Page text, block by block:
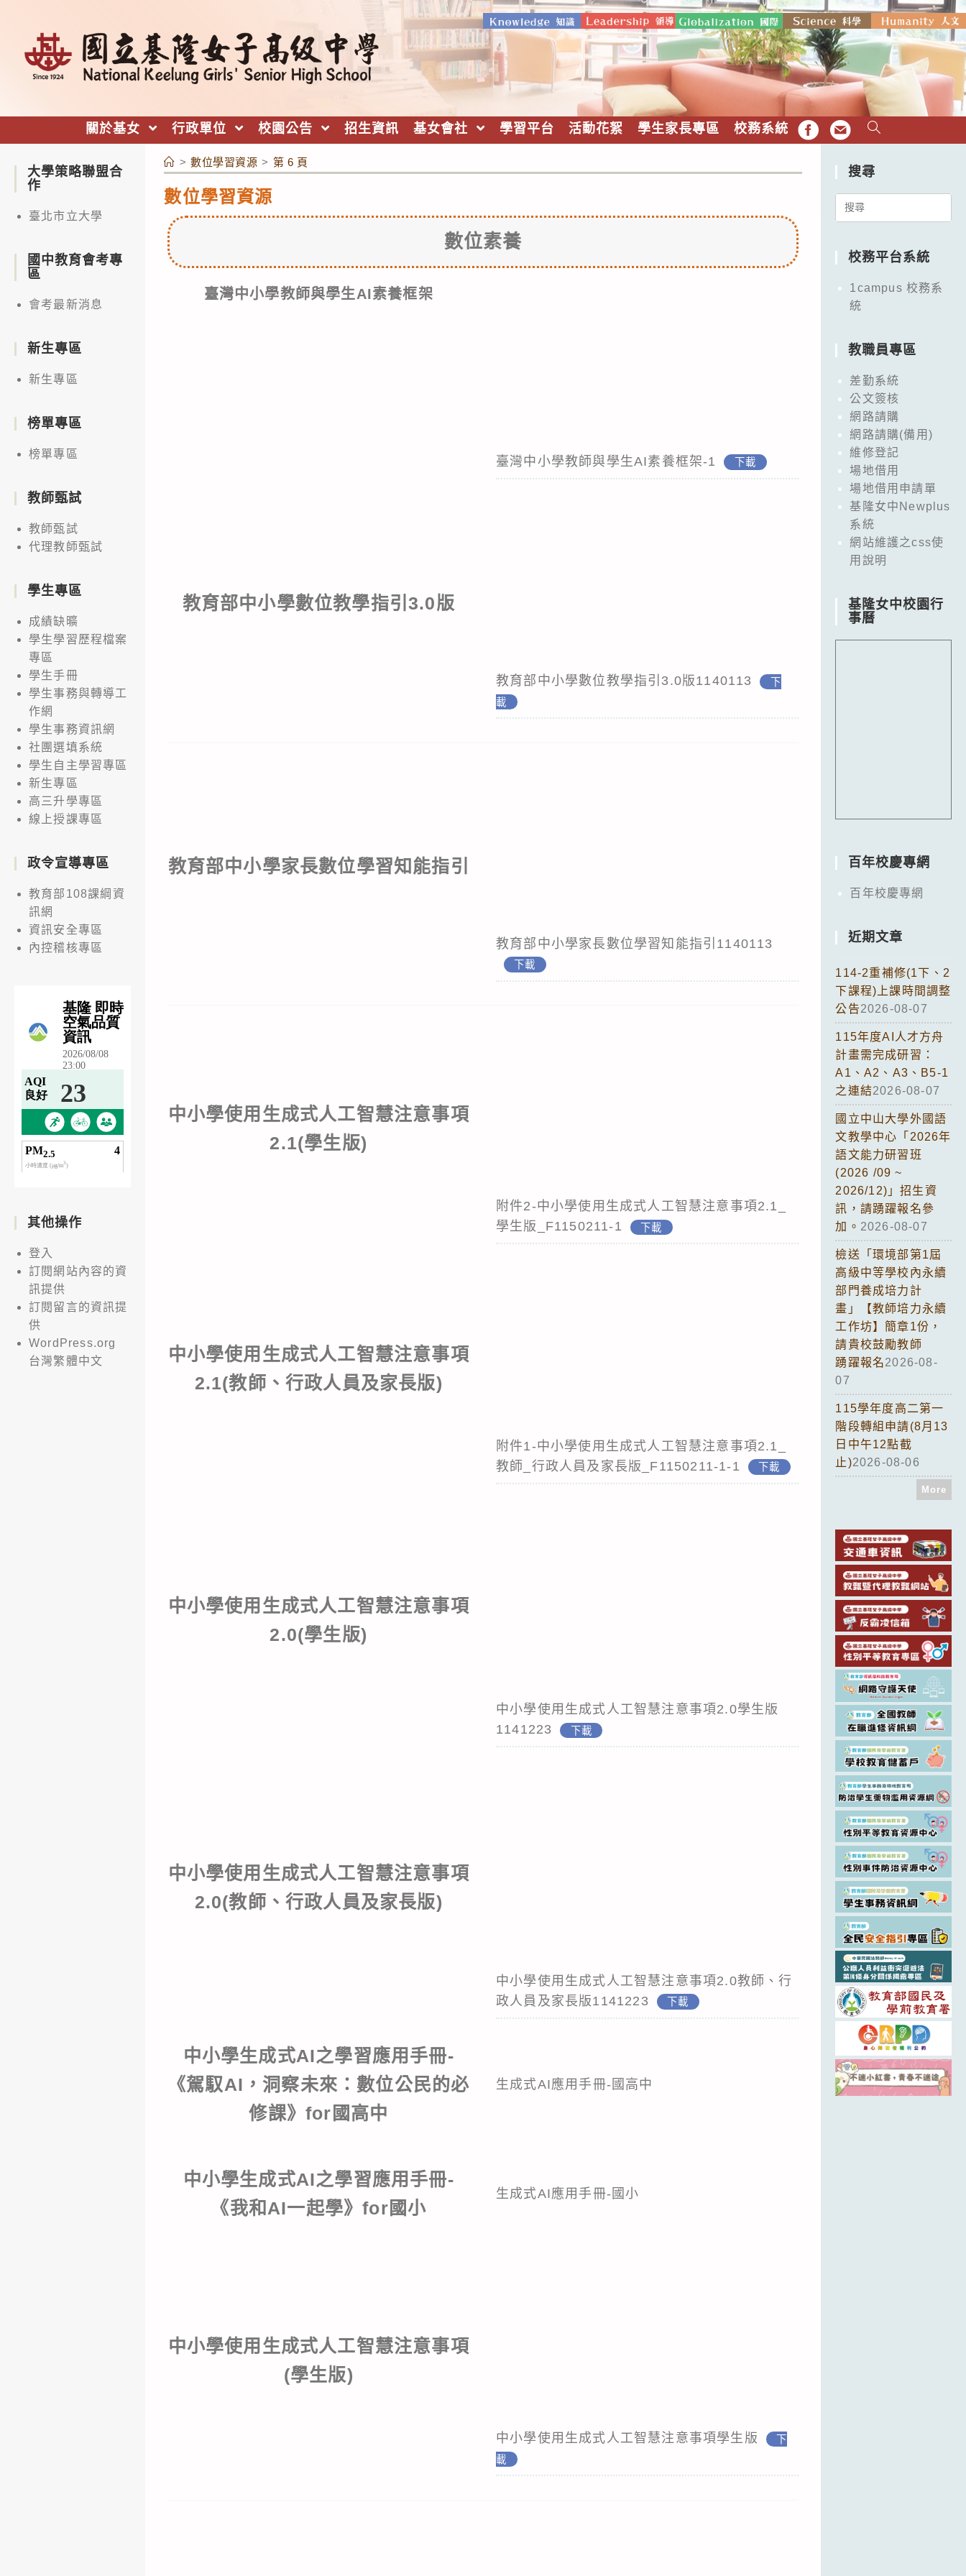
關於基女 行政單位 校園公告 招生資訊 基女會社 學習平台 活動花絮 學生家長專區 校務系統 FB EMAIL
數位學習資源
> 數位學習資源 > 第 6 頁
數位素養
臺灣中小學教師與學生AI素養框架
臺灣中小學教師與學生AI素養框架-1 下載
教育部中小學數位教學指引3.0版
教育部中小學數位教學指引3.0版1140113
下
載
教育部中小學家長數位學習知能指引
教育部中小學家長數位學習知能指引1140113
下載
中小學使用生成式人工智慧注意事項
2.1(學生版)
附件2-中小學使用生成式人工智慧注意事項2.1_
學生版_F1150211-1
下載
中小學使用生成式人工智慧注意事項
2.1(教師、行政人員及家長版)
附件1-中小學使用生成式人工智慧注意事項2.1_
教師_行政人員及家長版_F1150211-1-1
下載
中小學使用生成式人工智慧注意事項
2.0(學生版)
中小學使用生成式人工智慧注意事項2.0學生版
1141223
下載
中小學使用生成式人工智慧注意事項
2.0(教師、行政人員及家長版)
中小學使用生成式人工智慧注意事項2.0教師、行
政人員及家長版1141223
下載
中小學生成式AI之學習應用手冊-
《駕馭AI，洞察未來：數位公民的必
修課》for國高中
生成式AI應用手冊-國高中
中小學生成式AI之學習應用手冊-
《我和AI一起學》for國小
生成式AI應用手冊-國小
中小學使用生成式人工智慧注意事項
(學生版)
中小學使用生成式人工智慧注意事項學生版
下
載
大學策略聯盟合
作
臺北市立大學
國中教育會考專
區
會考最新消息
新生專區
新生專區
榜單專區
榜單專區
教師甄試
教師甄試
代理教師甄試
學生專區
成績缺曠
學生學習歷程檔案
專區
學生手冊
學生事務與轉導工
作網
學生事務資訊網
社團選填系統
學生自主學習專區
新生專區
高三升學專區
線上授課專區
政令宣導專區
教育部108課綱資
訊網
資訊安全專區
內控稽核專區
其他操作
登入
訂閱網站內容的資
訊提供
訂閱留言的資訊提
供
WordPress.org
台灣繁體中文
搜尋
Search
校務平台系統
1campus 校務系
統
教職員專區
差勤系統
公文簽核
網路請購
網路請購(備用)
維修登記
場地借用
場地借用申請單
基隆女中Newplus
系統
網站維護之css使
用說明
基隆女中校園行
事曆
百年校慶專網
百年校慶專網
近期文章
114-2重補修(1下、2
下課程)上課時間調整
公告2026-08-07
115年度AI人才方舟
計畫需完成研習：
A1、A2、A3、B5-1
之連結2026-08-07
國立中山大學外國語
文教學中心「2026年
語文能力研習班
(2026 /09 ~
2026/12)」招生資
訊，請踴躍報名參
加。 2026-08-07
檢送「環境部第1屆
高級中等學校內永續
部門養成培力計
畫」【教師培力永續
工作坊】簡章1份，
請貴校鼓勵教師
踴躍報名2026-08-
07
115學年度高二第一
階段轉組申請(8月13
日中午12點截
止)2026-08-06
More